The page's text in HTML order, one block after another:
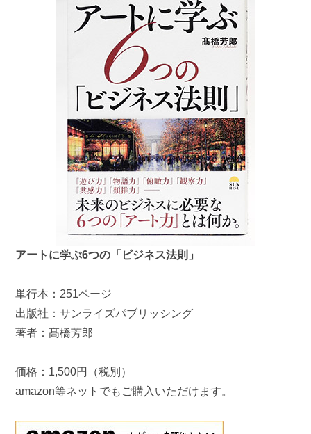
アートに学ぶ6つの「ビジネス法則」
単行本：251ページ
出版社：サンライズパブリッシング
著者：髙橋芳郎
価格：1,500円（税別）
amazon等ネットでもご購入いただけます。